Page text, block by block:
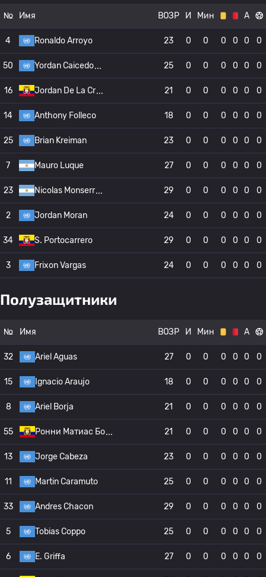
№ Имя ВОЗР И Мин А
4 Ronaldo Arroyo 23 0 0 0 0 0 0
50 Yordan Caicedo 25 0 0 0 0 0 0
16 Jordan De La Cr 21 0 0 0 0 0 0
14 Anthony Folleco 18 0 0 0 0 0 0
25 Brian Kreiman 23 0 0 0 0 0 0
7 Mauro Luque 27 0 0 0 0 0 0
23 Nicolas Monserr 29 0 0 0 0 0 0
2 Jordan Moran 24 0 0 0 0 0 0
34 S. Portocarrero 29 0 0 0 0 0 0
3 Frixon Vargas 24 0 0 0 0 0 0
Полузащитники
№ Имя ВОЗР И Мин А
32 Ariel Aguas 27 0 0 0 0 0 0
15 Ignacio Araujo 18 0 0 0 0 0 0
8 Ariel Borja 21 0 0 0 0 0 0
55 Ронни Матиас Бо 21 0 0 0 0 0 0
13 Jorge Cabeza 23 0 0 0 0 0 0
11 Martin Caramuto 25 0 0 0 0 0 0
33 Andres Chacon 29 0 0 0 0 0 0
5 Tobias Coppo 25 0 0 0 0 0 0
6 E. Griffa 27 0 0 0 0 0 0